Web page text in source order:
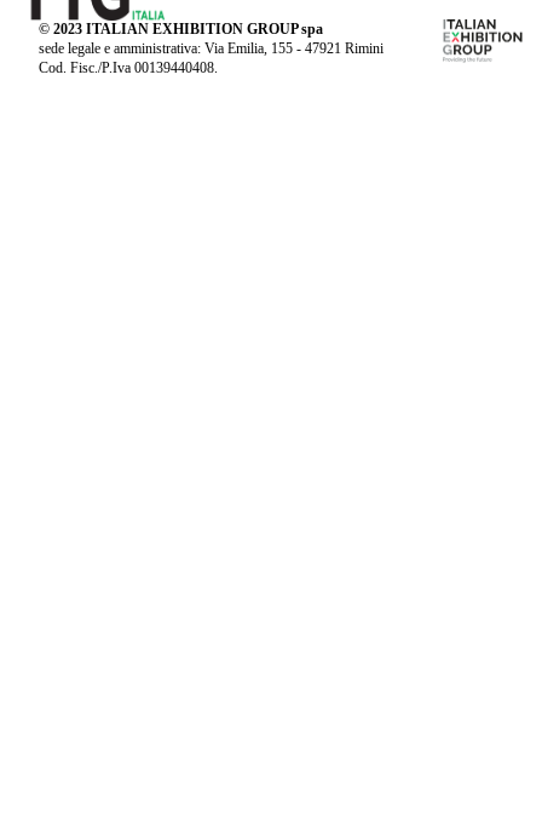
© 2023 ITALIAN EXHIBITION GROUP spa
sede legale e amministrativa: Via Emilia, 155 - 47921 Rimini
Cod. Fisc./P.Iva 00139440408.